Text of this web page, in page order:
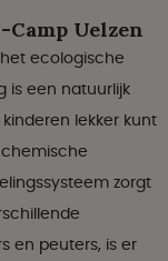
Uelzen
ecologische
is een natuurlijk
lekker kunt
zorgt
en peuters, is er